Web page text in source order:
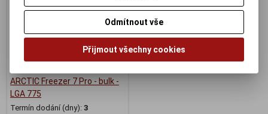
ARCTIC Freezer 7 Pro - bulk -
LGA 775
Termín dodání (dny): 3
Odmítnout vše
Přijmout všechny cookies